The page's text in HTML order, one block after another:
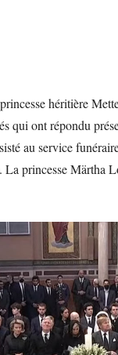
héritière
qui ont répondu
au service
La princesse Märtha